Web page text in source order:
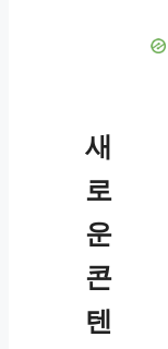
새
로
운
콘
텐